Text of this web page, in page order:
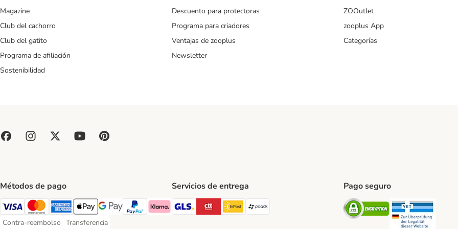
Magazine
Club del cachorro
Club del gatito
Programa de afiliación
Sostenibilidad
Descuento para protectoras
Programa para criadores
Ventajas de zooplus
Newsletter
ZOOutlet
zooplus App
Categorías
Métodos de pago
Visa Payment Method
Mastercard Payment Method
American Express Payment Method
Apple Pay Payment Method
Google Pay Payment Method
PayPal Payment Method
Klarna Payment Method
Contra-reembolso
Contra-reembolso Payment Method
Transferencia
Transferencia Payment Method
Servicios de entrega
GLS Shipping Method
CTTExpress Shipping Method
InPost Shipping Method
Pago seguro
Security